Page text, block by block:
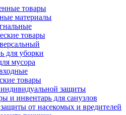
товары
материалы
товары
для уборки
мусора
товары
защиты
и инвентарь для санузлов
от насекомых и вредителей